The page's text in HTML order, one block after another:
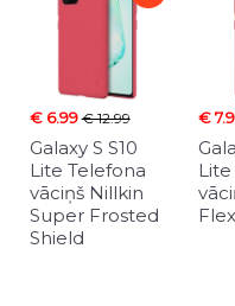
€ 6.99€ 12.99
Galaxy S S10
Lite Telefona
vāciņš Nillkin
Super Frosted
Shield
€